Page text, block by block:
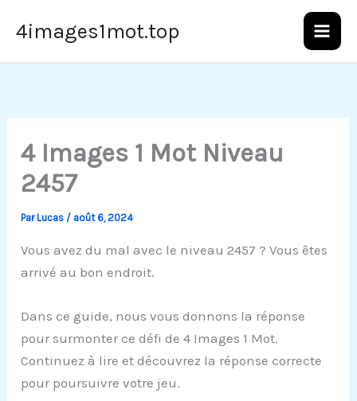
4images1mot.top
4 Images 1 Mot Niveau
2457
ParLucas / août 6, 2024
Vous avez du mal avec le niveau 2457 ? Vous êtes
arrivé au bon endroit.
Dans ce guide, nous vous donnons la réponse
pour surmonter ce défi de 4 Images 1 Mot.
Continuez à lire et découvrez la réponse correcte
pour poursuivre votre jeu.